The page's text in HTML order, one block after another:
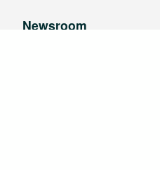
Newsroom